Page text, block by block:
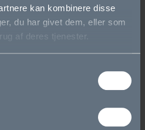
kan kombinere disse
du har givet dem, eller som
af deres tjenester.